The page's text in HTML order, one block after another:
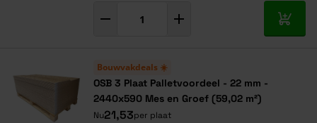
In
Bouwvakdeals ☀️
OSB 3 Plaat Palletvoordeel - 22 mm -
2440x590 Mes en Groef (59,02 m²)
Nu21,53per plaat